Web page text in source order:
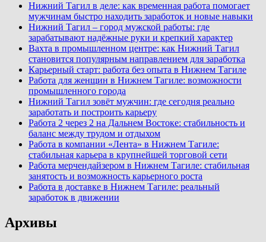
Нижний Тагил в деле: как временная работа помогает
мужчинам быстро находить заработок и новые навыки
Нижний Тагил – город мужской работы: где
зарабатывают надёжные руки и крепкий характер
Вахта в промышленном центре: как Нижний Тагил
становится популярным направлением для заработка
Карьерный старт: работа без опыта в Нижнем Тагиле
Работа для женщин в Нижнем Тагиле: возможности
промышленного города
Нижний Тагил зовёт мужчин: где сегодня реально
заработать и построить карьеру
Работа 2 через 2 на Дальнем Востоке: стабильность и
баланс между трудом и отдыхом
Работа в компании «Лента» в Нижнем Тагиле:
стабильная карьера в крупнейшей торговой сети
Работа мерчендайзером в Нижнем Тагиле: стабильная
занятость и возможность карьерного роста
Работа в доставке в Нижнем Тагиле: реальный
заработок в движении
Архивы